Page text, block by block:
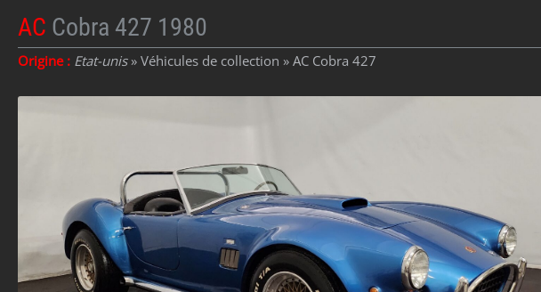
AC Cobra 427 1980
Origine : Etat-unis» Véhicules de collection » AC Cobra 427